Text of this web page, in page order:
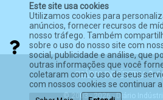
© 2003 - 2026 - Diário
Este site usa cookies
Utilizamos cookies para
anúncios, fornecer recursos de
nosso tráfego. Também
sobre o uso do nosso site com
social, publicidade e análise, que
outras informações que você
coletaram com o uso de seus
com nossos cookies se continuar a